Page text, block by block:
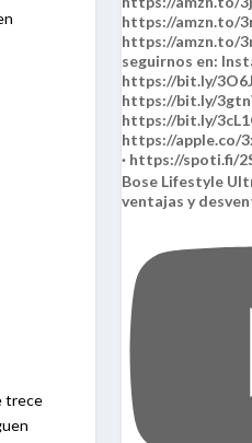
trece
Bose Lifestyle
ventajas y